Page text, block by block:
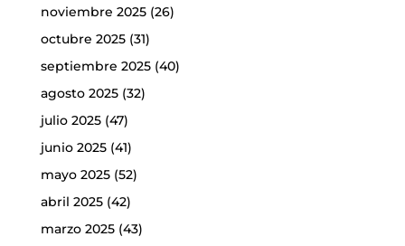
noviembre 2025(26)
octubre 2025(31)
septiembre 2025(40)
agosto 2025(32)
julio 2025(47)
junio 2025(41)
mayo 2025(52)
abril 2025(42)
marzo 2025(43)